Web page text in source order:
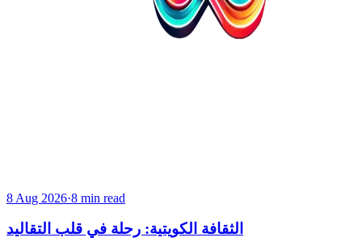
8 Aug 2026·8 min read
الثقافة الكويتية: رحلة في قلب التقاليد